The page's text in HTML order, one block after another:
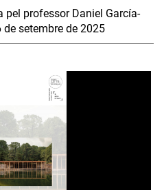
pel professor Daniel García-
de setembre de 2025